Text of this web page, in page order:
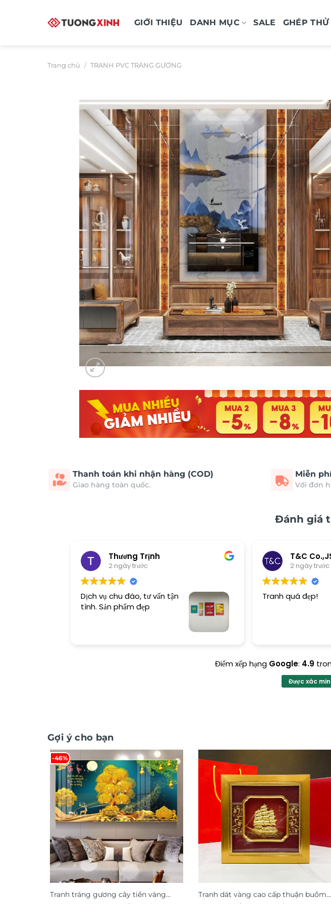
GIỚI THIỆU DANH MỤC SALE GHÉP THỬ
Trang chủ / TRANH PVC TRÁNG GƯƠNG
Thanh toán khi nhận hàng (COD)
Giao hàng toàn quốc.
Miễn
Với đơn
Đánh giá
Thương Trịnh
2 ngày trước
Dịch vụ chu đáo, tư vấn tận
tình. Sản phẩm đẹp
T&C
2 ngày trước
Tranh quá đẹp!
Điểm xếp hạng Google: 4.9
Được xác
Gợi ý cho bạn
-46%
Tranh tráng gương cây tiền vàng
Tranh dát vàng cao cấp thuận buồm